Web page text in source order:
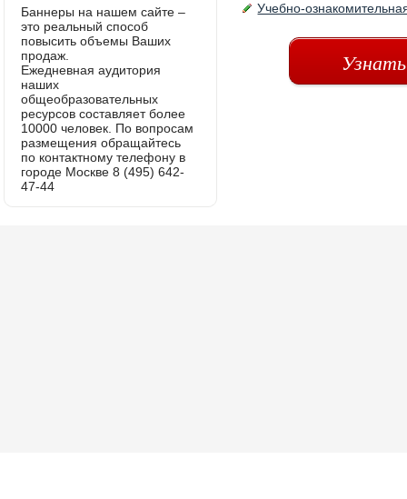
Учебно-
Баннеры на нашем сайте –
это реальный способ
повысить объемы Ваших
продаж.
Ежедневная аудитория
наших
общеобразовательных
ресурсов составляет более
10000 человек. По вопросам
размещения обращайтесь
по контактному телефону в
городе Москве 8 (495) 642-
47-44